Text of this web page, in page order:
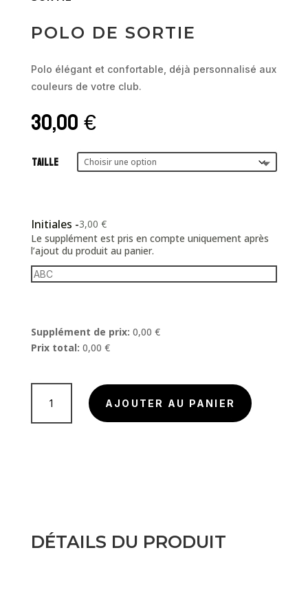
POLO DE SORTIE
Polo élégant et confortable, déjà personnalisé aux
couleurs de votre club.
30,00€
Taille
Initiales -3,00 €
Le supplément est pris en compte uniquement après
l’ajout du produit au panier.
Supplément de prix: 0,00 €
Prix ​​total: 0,00 €
quantité
POLO
AJOUTER AU PANIER
DÉTAILS DU PRODUIT